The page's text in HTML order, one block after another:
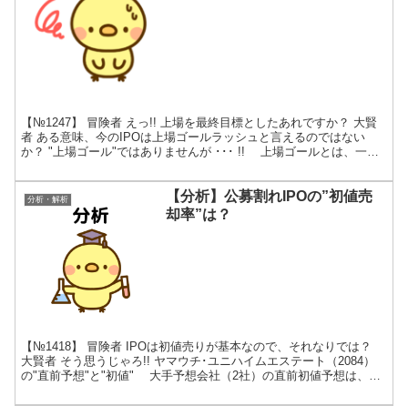
【№1247】 冒険者 えっ!! 上場を最終目標としたあれですか？ 大賢
者 ある意味、今のIPOは上場ゴールラッシュと言えるのではない
か？ "上場ゴール"ではありませんが ･･･ !! 上場ゴールとは、一般
分析・解析
【分析】公募割れIPOの”初値売
却率”は？
【№1418】 冒険者 IPOは初値売りが基本なので、それなりでは？
大賢者 そう思うじゃろ!! ヤマウチ･ユニハイムエステート（2084）
の"直前予想"と"初値" 大手予想会社（2社）の直前初値予想は、1